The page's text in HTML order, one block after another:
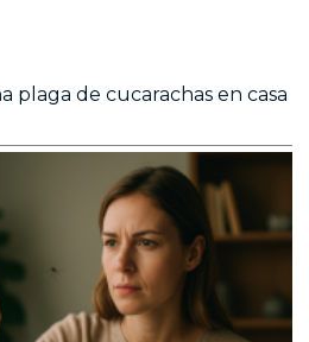
plaga de cucarachas en casa